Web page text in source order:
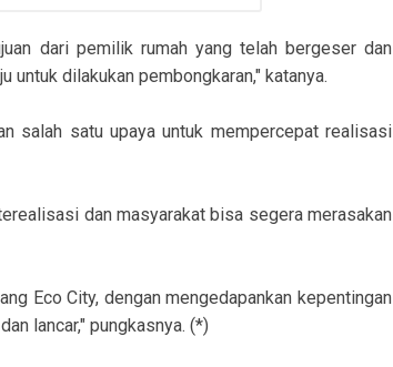
dari pemilik rumah yang telah bergeser dan
untuk dilakukan pembongkaran," katanya.
salah satu upaya untuk mempercepat realisasi
dan masyarakat bisa segera merasakan
Eco City, dengan mengedapankan kepentingan
lancar," pungkasnya. (*)